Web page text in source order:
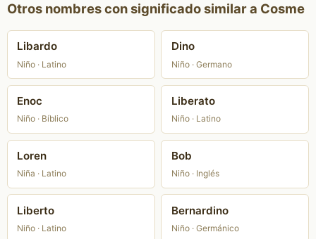
Otros nombres con significado similar a Cosme
Libardo
Niño · Latino
Dino
Niño · Germano
Enoc
Niño · Bíblico
Liberato
Niño · Latino
Loren
Niña · Latino
Bob
Niño · Inglés
Liberto
Niño · Latino
Bernardino
Niño · Germánico